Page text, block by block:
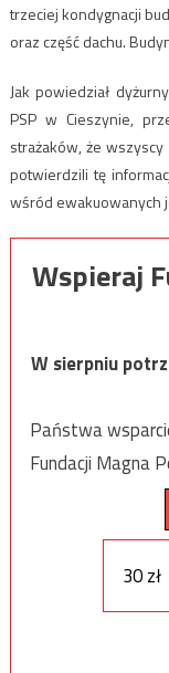
trzeciej kondygnacji
oraz część dachu.
Jak powiedział
PSP w Cieszynie,
strażaków, że
potwierdzili tę
wśród ewakuowanych
Wspieraj
W sierpniu
Państwa
Fundacji Magna
30 zł